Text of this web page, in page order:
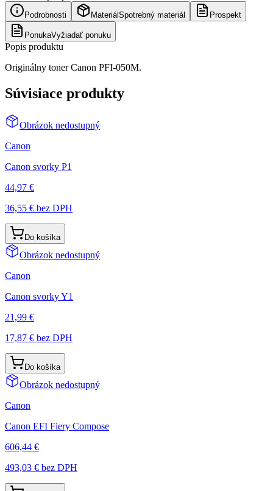
Podrobnosti Materiál Spotrebný materiál Prospekt
PonukaVyžiadať ponuku
Popis produktu
Originálny toner Canon PFI-050M.
Súvisiace produkty
Obrázok nedostupný
Canon
Canon svorky P1
44,97 €
36,55 € bez DPH
Do košíka
Obrázok nedostupný
Canon
Canon svorky Y1
21,99 €
17,87 € bez DPH
Do košíka
Obrázok nedostupný
Canon
Canon EFI Fiery Compose
606,44 €
493,03 € bez DPH